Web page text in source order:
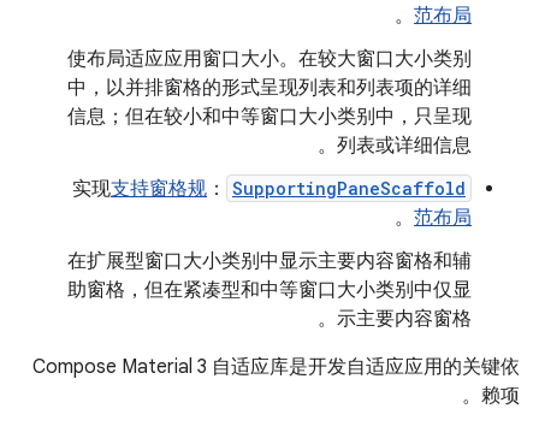
范布局
。
使布局适应应用窗口大小。在较大窗口大小类别
中，以并排窗格的形式呈现列表和列表项的详细
信息；但在较小和中等窗口大小类别中，只呈现
列表或详细信息。
SupportingPaneScaffold
：实现
支持窗格规
范布局
。
在扩展型窗口大小类别中显示主要内容窗格和辅
助窗格，但在紧凑型和中等窗口大小类别中仅显
示主要内容窗格。
Compose Material 3 自适应库是开发自适应应用的关键依
赖项。